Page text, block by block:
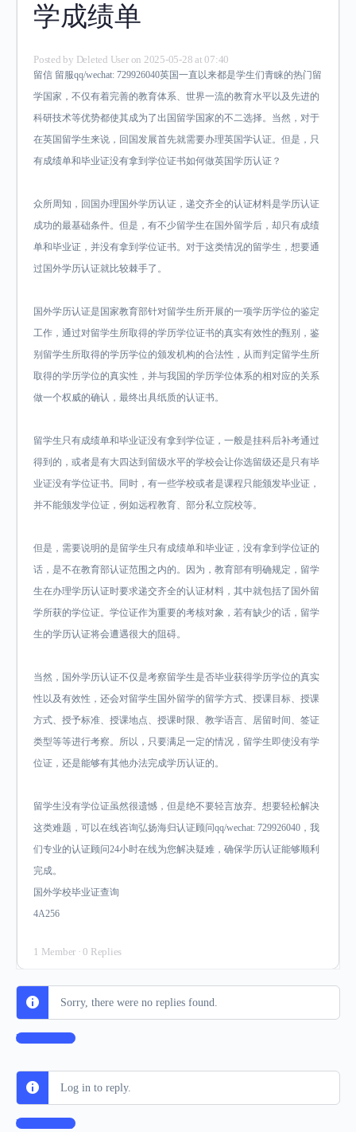
学成绩单
Posted by Deleted User on 2025-05-28 at 07:40
留信 留服qq/wechat: 729926040英国一直以来都是学生们青睐的热门留
学国家，不仅有着完善的教育体系、世界一流的教育水平以及先进的
科研技术等优势都使其成为了出国留学国家的不二选择。当然，对于
在英国留学生来说，回国发展首先就需要办理英国学认证。但是，只
有成绩单和毕业证没有拿到学位证书如何做英国学历认证？
众所周知，回国办理国外学历认证，递交齐全的认证材料是学历认证
成功的最基础条件。但是，有不少留学生在国外留学后，却只有成绩
单和毕业证，并没有拿到学位证书。对于这类情况的留学生，想要通
过国外学历认证就比较棘手了。
国外学历认证是国家教育部针对留学生所开展的一项学历学位的鉴定
工作，通过对留学生所取得的学历学位证书的真实有效性的甄别，鉴
别留学生所取得的学历学位的颁发机构的合法性，从而判定留学生所
取得的学历学位的真实性，并与我国的学历学位体系的相对应的关系
做一个权威的确认，最终出具纸质的认证书。
留学生只有成绩单和毕业证没有拿到学位证，一般是挂科后补考通过
得到的，或者是有大四达到留级水平的学校会让你选留级还是只有毕
业证没有学位证书。同时，有一些学校或者是课程只能颁发毕业证，
并不能颁发学位证，例如远程教育、部分私立院校等。
但是，需要说明的是留学生只有成绩单和毕业证，没有拿到学位证的
话，是不在教育部认证范围之内的。因为，教育部有明确规定，留学
生在办理学历认证时要求递交齐全的认证材料，其中就包括了国外留
学所获的学位证。学位证作为重要的考核对象，若有缺少的话，留学
生的学历认证将会遭遇很大的阻碍。
当然，国外学历认证不仅是考察留学生是否毕业获得学历学位的真实
性以及有效性，还会对留学生国外留学的留学方式、授课目标、授课
方式、授予标准、授课地点、授课时限、教学语言、居留时间、签证
类型等等进行考察。所以，只要满足一定的情况，留学生即使没有学
位证，还是能够有其他办法完成学历认证的。
留学生没有学位证虽然很遗憾，但是绝不要轻言放弃。想要轻松解决
这类难题，可以在线咨询弘扬海归认证顾问qq/wechat: 729926040，我
们专业的认证顾问24小时在线为您解决疑难，确保学历认证能够顺利
完成。
国外学校毕业证查询
4A256
1 Member · 0 Replies
Sorry, there were no replies found.
Log In to Reply
Log in to reply.
Log In to Reply